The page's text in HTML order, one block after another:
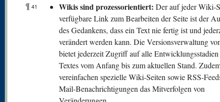
¶ 41 Wikis sind prozessorientiert: Der auf jeder Wiki-
verfügbare Link zum Bearbeiten der Seite ist der
des Gedankens, dass ein Text nie fertig ist und
verändert werden kann. Die Versionsverwaltung
bietet jederzeit Zugriff auf alle Entwicklungsstadien
Textes vom Anfang bis zum aktuellen Stand.
vereinfachen spezielle Wiki-Seiten sowie RSS-
Mail-Benachrichtigungen das Mitverfolgen von